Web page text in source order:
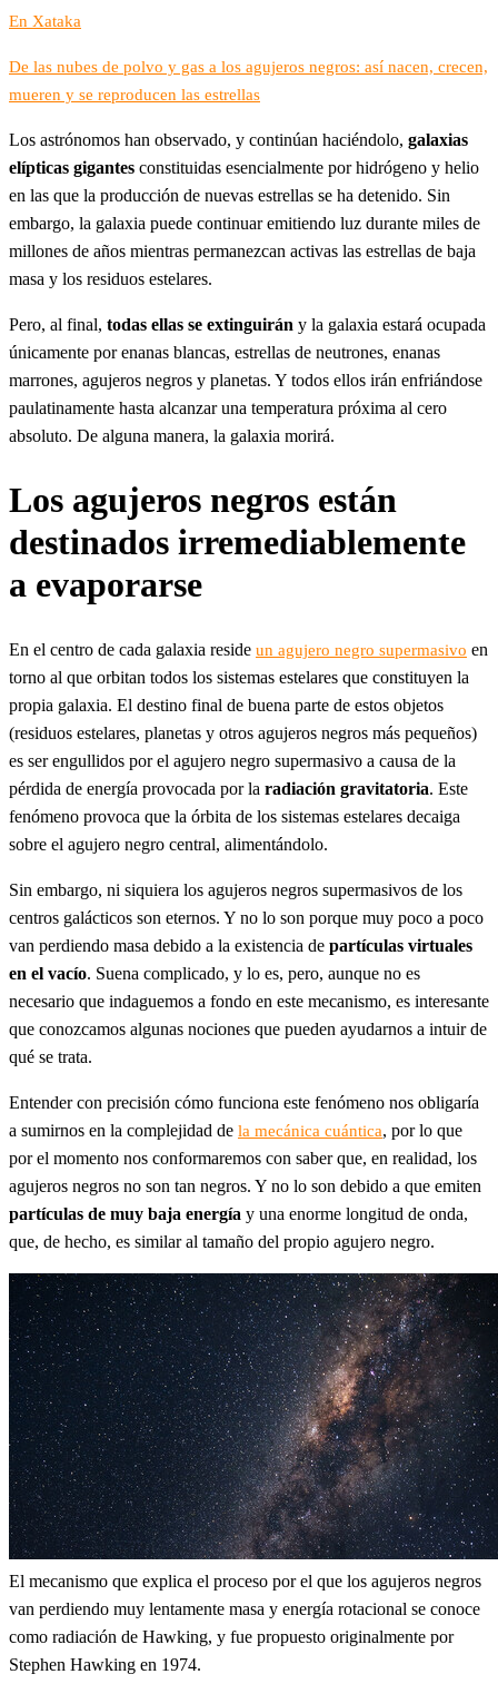
En Xataka
De las nubes de polvo y gas a los agujeros negros: así nacen, crecen,
mueren y se reproducen las estrellas
Los astrónomos han observado, y continúan haciéndolo, galaxias
elípticas gigantes constituidas esencialmente por hidrógeno y helio
en las que la producción de nuevas estrellas se ha detenido. Sin
embargo, la galaxia puede continuar emitiendo luz durante miles de
millones de años mientras permanezcan activas las estrellas de baja
masa y los residuos estelares.
Pero, al final, todas ellas se extinguirán y la galaxia estará ocupada
únicamente por enanas blancas, estrellas de neutrones, enanas
marrones, agujeros negros y planetas. Y todos ellos irán enfriándose
paulatinamente hasta alcanzar una temperatura próxima al cero
absoluto. De alguna manera, la galaxia morirá.
Los agujeros negros están
destinados irremediablemente
a evaporarse
En el centro de cada galaxia reside un agujero negro supermasivo en
torno al que orbitan todos los sistemas estelares que constituyen la
propia galaxia. El destino final de buena parte de estos objetos
(residuos estelares, planetas y otros agujeros negros más pequeños)
es ser engullidos por el agujero negro supermasivo a causa de la
pérdida de energía provocada por la radiación gravitatoria. Este
fenómeno provoca que la órbita de los sistemas estelares decaiga
sobre el agujero negro central, alimentándolo.
Sin embargo, ni siquiera los agujeros negros supermasivos de los
centros galácticos son eternos. Y no lo son porque muy poco a poco
van perdiendo masa debido a la existencia de partículas virtuales
en el vacío. Suena complicado, y lo es, pero, aunque no es
necesario que indaguemos a fondo en este mecanismo, es interesante
que conozcamos algunas nociones que pueden ayudarnos a intuir de
qué se trata.
Entender con precisión cómo funciona este fenómeno nos obligaría
a sumirnos en la complejidad de la mecánica cuántica, por lo que
por el momento nos conformaremos con saber que, en realidad, los
agujeros negros no son tan negros. Y no lo son debido a que emiten
partículas de muy baja energía y una enorme longitud de onda,
que, de hecho, es similar al tamaño del propio agujero negro.
El mecanismo que explica el proceso por el que los agujeros negros
van perdiendo muy lentamente masa y energía rotacional se conoce
como radiación de Hawking, y fue propuesto originalmente por
Stephen Hawking en 1974.